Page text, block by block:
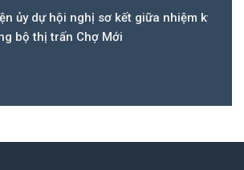
dự hội nghị sơ kết giữa nhiệm kỳ
thị trấn Chợ Mới